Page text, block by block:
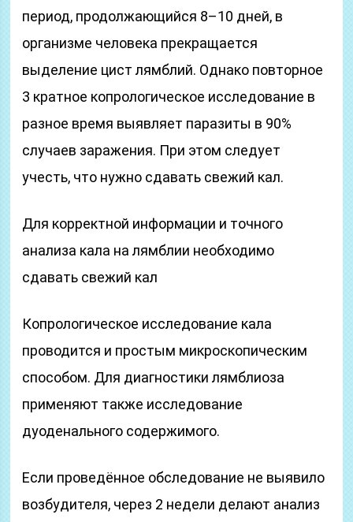
период, продолжающийся 8–10 дней, в
организме человека прекращается
выделение цист лямблий. Однако повторное
3 кратное копрологическое исследование в
разное время выявляет паразиты в 90%
случаев заражения. При этом следует
учесть, что нужно сдавать свежий кал.
Для корректной информации и точного
анализа кала на лямблии необходимо
сдавать свежий кал
Копрологическое исследование кала
проводится и простым микроскопическим
способом. Для диагностики лямблиоза
применяют также исследование
дуоденального содержимого.
Если проведённое обследование не выявило
возбудителя, через 2 недели делают анализ